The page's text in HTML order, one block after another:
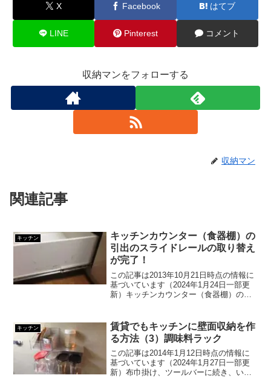
X Facebook はてブ
LINE Pinterest コメント
収納マンをフォローする
収納マン
関連記事
キッチン
キッチンカウンター（食器棚）の
引出のスライドレールの取り替え
が完了！
この記事は2013年10月21日時点の情報に
基づいています（2024年1月24日一部更
新）キッチンカウンター（食器棚）の中
きました。他にも傷んでいる部分があっ
たのでカウ...
キッチン
賃貸でもキッチンに壁面収納を作
る方法（3）調味料ラック
この記事は2014年1月12日時点の情報に
基づいています（2024年1月27日一部更
新）布巾掛け、ツールバーに続き、いよ